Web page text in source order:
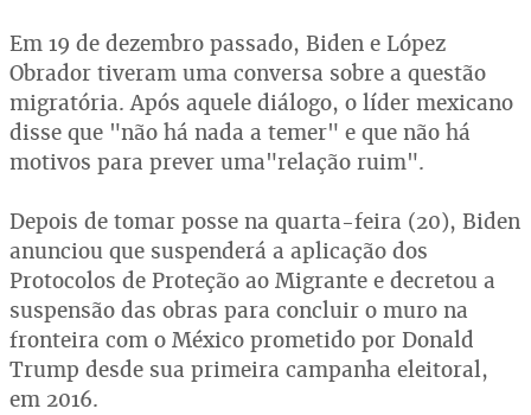
Em 19 de dezembro passado, Biden e López
Obrador tiveram uma conversa sobre a questão
migratória. Após aquele diálogo, o líder mexicano
disse que "não há nada a temer" e que não há
motivos para prever uma"relação ruim".
Depois de tomar posse na quarta-feira (20), Biden
anunciou que suspenderá a aplicação dos
Protocolos de Proteção ao Migrante e decretou a
suspensão das obras para concluir o muro na
fronteira com o México prometido por Donald
Trump desde sua primeira campanha eleitoral,
em 2016.